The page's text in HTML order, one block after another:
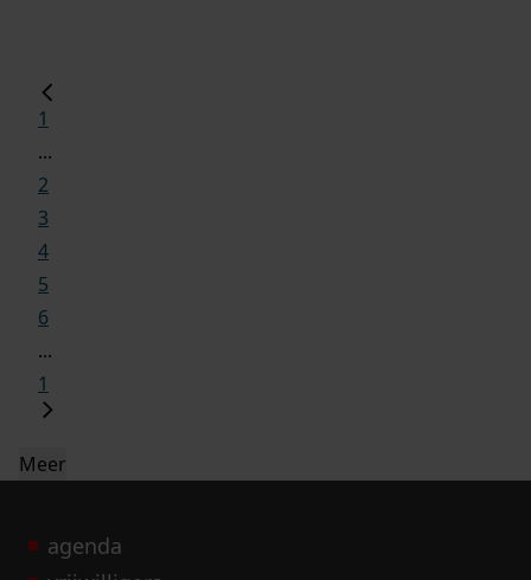
1
...
2
3
4
5
6
...
1
Meer
agenda